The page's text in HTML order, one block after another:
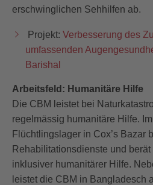
erschwinglichen Sehhilfen ab.
Projekt: Verbesserung des
umfassenden
Barishal
Arbeitsfeld: Humanitäre Hilfe
Die CBM leistet bei
regelmässig humanitäre Hilfe.
Flüchtlingslager in Cox’s Bazar
Rehabilitationsdienste und
inklusiver humanitärer Hilfe.
leistet die CBM in Bangladesch